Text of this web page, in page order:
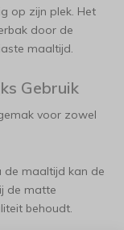
op zijn plek. Het
door de
maaltijd.
Gebruik
voor zowel
de maaltijd kan de
de matte
behoudt.